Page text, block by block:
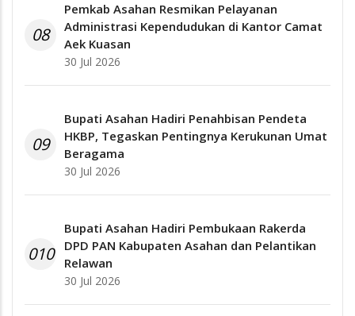
08
Pemkab Asahan Resmikan Pelayanan
Administrasi Kependudukan di Kantor Camat
Aek Kuasan
30 Jul 2026
09
Bupati Asahan Hadiri Penahbisan Pendeta
HKBP, Tegaskan Pentingnya Kerukunan Umat
Beragama
30 Jul 2026
010
Bupati Asahan Hadiri Pembukaan Rakerda
DPD PAN Kabupaten Asahan dan Pelantikan
Relawan
30 Jul 2026